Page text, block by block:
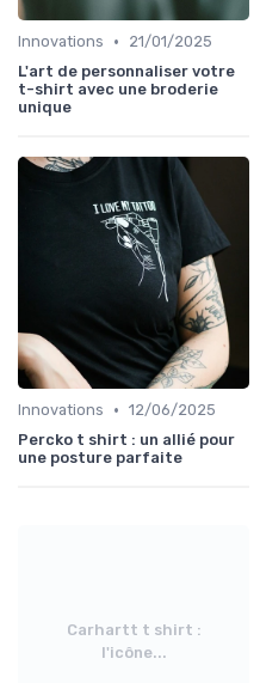
Innovations •
21/01/2025
L'art de personnaliser votre
t-shirt avec une broderie
unique
Innovations • 12/06/2025
Percko t shirt : un allié pour
une posture parfaite
Carhartt t shirt :
l'icône...